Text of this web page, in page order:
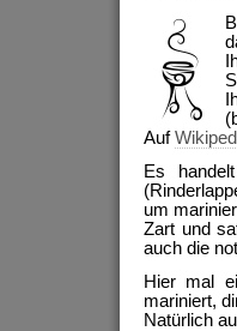
Auf
Es
um
Zart und
auch die
Hier mal
mariniert,
Natürlich